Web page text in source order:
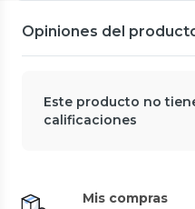
Opiniones del
Este producto no
calificaciones
Mis compras